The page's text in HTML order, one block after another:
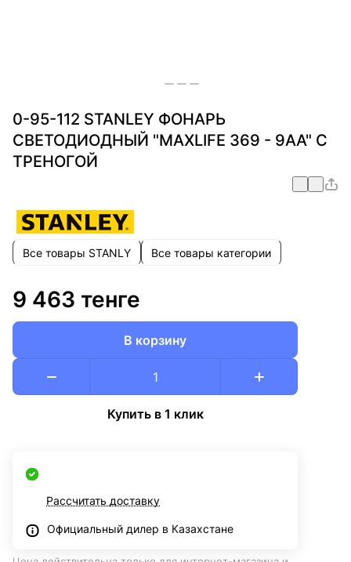
0-95-112 STANLEY ФОНАРЬ
СВЕТОДИОДНЫЙ "MAXLIFE 369 - 9АА" С
ТРЕНОГОЙ
Все товары STANLY Все товары категории
9 463 тенге
В корзину
Купить в 1 клик
Рассчитать доставку
Официальный дилер в Казахстане